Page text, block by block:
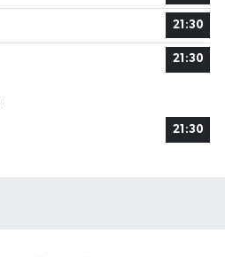
21:30
21:30
21:30